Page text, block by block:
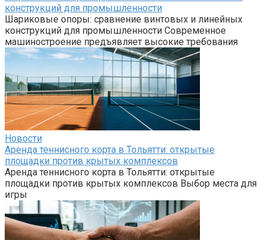
конструкций для промышленности
Шариковые опоры: сравнение винтовых и линейных
конструкций для промышленности Современное
машиностроение предъявляет высокие требования
Новости
Аренда теннисного корта в Тольятти: открытые
площадки против крытых комплексов
Аренда теннисного корта в Тольятти: открытые
площадки против крытых комплексов Выбор места для
игры